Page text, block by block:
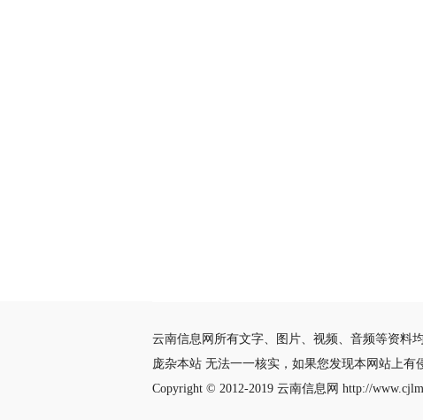
云南信息网所有文字、图片、视频、音频等资料
庞杂本站 无法一一核实，如果您发现本网站上有
Copyright © 2012-2019 云南信息网 http://